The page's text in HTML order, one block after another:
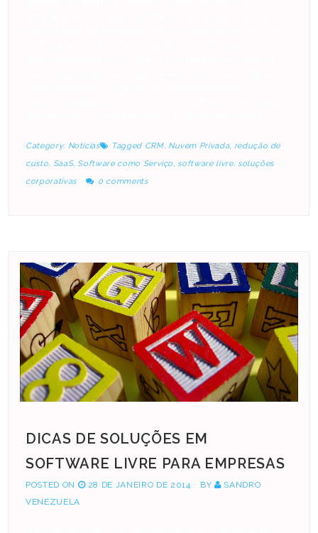
Category: Notícias Tagged CRM, Nuvem Privada, redução de
custo, SaaS, Software como Serviço,software livre, soluções
corporativas
0 comments
DICAS DE SOLUÇÕES EM
SOFTWARE LIVRE PARA EMPRESAS
POSTED ON 28 DE JANEIRO DE 2014 BY
SANDRO
VENEZUELA